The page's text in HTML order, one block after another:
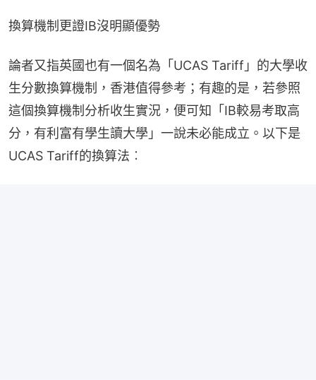
換算機制更證IB沒明顯優勢
論者又指英國也有一個名為「UCAS Tariff」的大學收
生分數換算機制，香港值得參考；有趣的是，若參照
這個換算機制分析收生實況，便可知「IB較易考取高
分，有利富有學生讀大學」一說未必能成立。以下是
UCAS Tariff的換算法︰